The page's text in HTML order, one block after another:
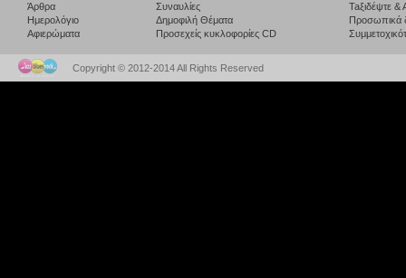
Άρθρα
Ημερολόγιο
Αφιερώματα
Συναυλίες
Δημοφιλή Θέματα
Προσεχείς κυκλοφορίες CD
Taξιδέψτε
Προσωπικά
Copyright © 2012-2014 All Rights Reserved